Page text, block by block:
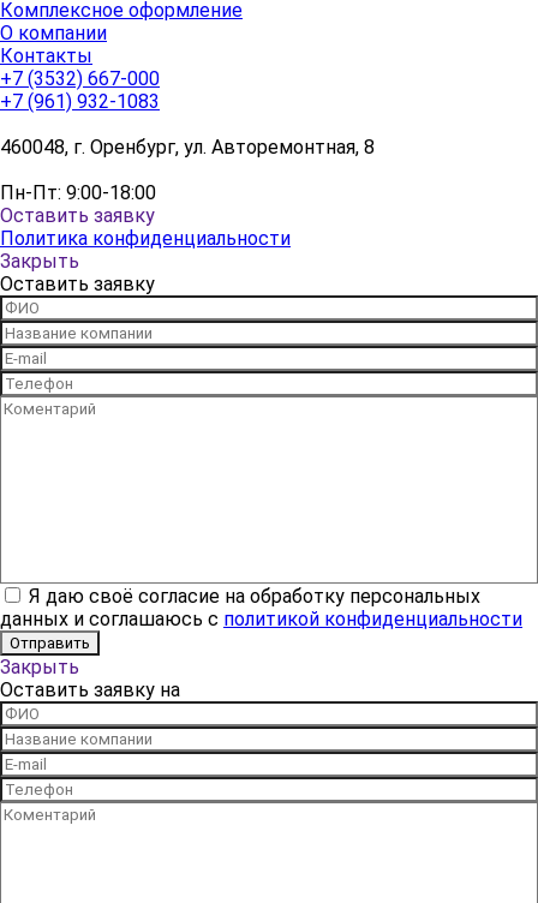
Комплексное оформление
О компании
Контакты
+7 (3532) 667-000
+7 (961) 932-1083
460048, г. Оренбург, ул. Авторемонтная, 8
Пн-Пт: 9:00-18:00
Оставить заявку
Политика конфиденциальности
Закрыть
Оставить заявку
Я даю своё согласие на обработку персональных
данных и соглашаюсь с политикой конфиденциальности
Закрыть
Оставить заявку на